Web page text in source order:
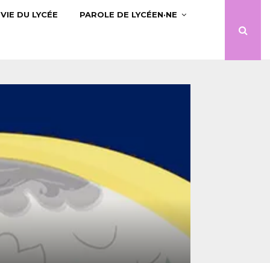
VIE DU LYCÉE PAROLE DE LYCÉEN·NE